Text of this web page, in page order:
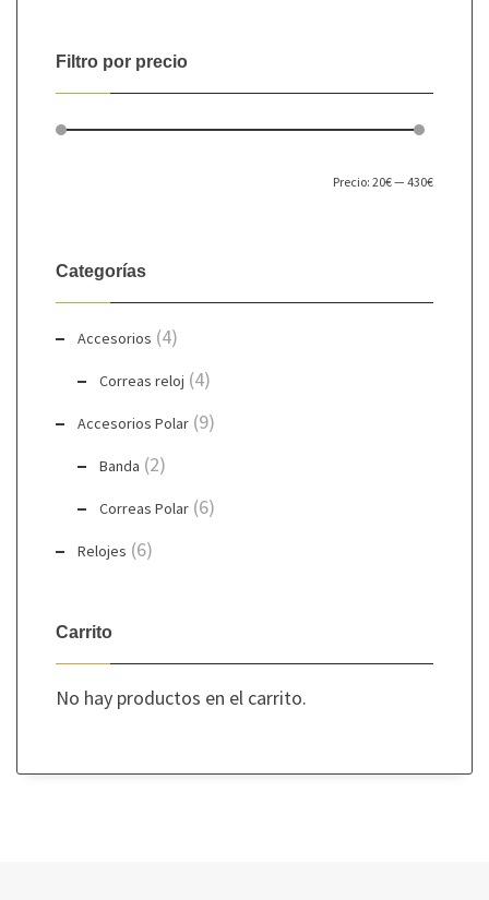
Filtro por precio
Precio
Precio
Precio: 20€— 430€
Categorías
Accesorios (4)
Correas reloj (4)
Accesorios Polar (9)
Banda (2)
Correas Polar (6)
Relojes (6)
Carrito
No hay productos en el carrito.